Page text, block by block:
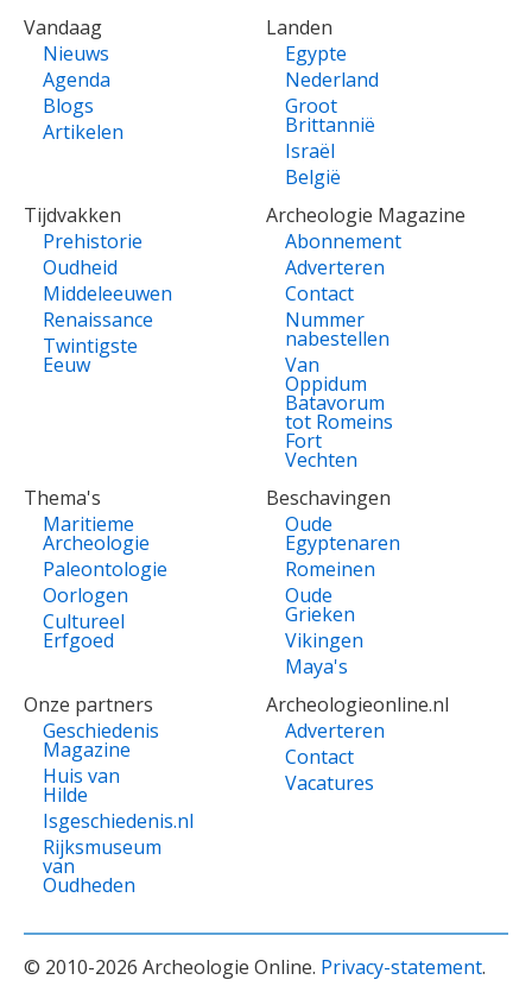
VOET
Vandaag
Nieuws
Agenda
Blogs
Artikelen
Landen
Egypte
Nederland
Groot
Brittannië
Israël
België
Tijdvakken
Prehistorie
Oudheid
Middeleeuwen
Renaissance
Twintigste
Eeuw
Archeologie Magazine
Abonnement
Adverteren
Contact
Nummer
nabestellen
Van
Oppidum
Batavorum
tot Romeins
Fort
Vechten
Thema's
Maritieme
Archeologie
Paleontologie
Oorlogen
Cultureel
Erfgoed
Beschavingen
Oude
Egyptenaren
Romeinen
Oude
Grieken
Vikingen
Maya's
Onze partners
Geschiedenis
Magazine
Huis van
Hilde
Isgeschiedenis.nl
Rijksmuseum
van
Oudheden
Archeologieonline.nl
Adverteren
Contact
Vacatures
© 2010-2026 Archeologie Online. Privacy-statement.